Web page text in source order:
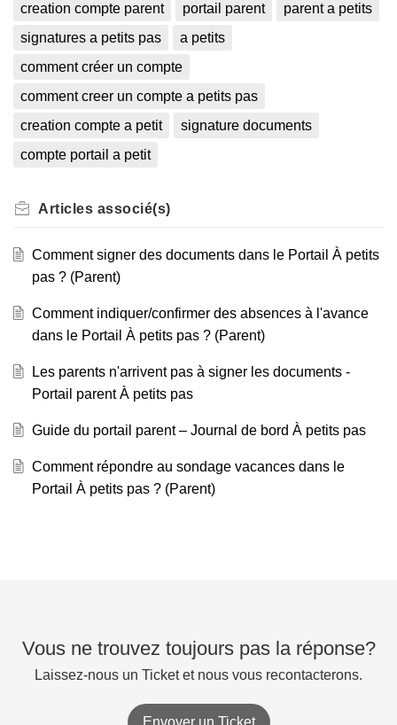
creation compte parent
portail parent
parent a petits
signatures a petits pas
a petits
comment créer un compte
comment creer un compte a petits pas
creation compte a petit
signature documents
compte portail a petit
Articles associé(s)
Comment signer des documents dans le Portail À petits
pas ? (Parent)
Comment indiquer/confirmer des absences à l'avance
dans le Portail À petits pas ? (Parent)
Les parents n'arrivent pas à signer les documents -
Portail parent À petits pas
Guide du portail parent – Journal de bord À petits pas
Comment répondre au sondage vacances dans le
Portail À petits pas ? (Parent)
Vous ne trouvez toujours pas la réponse?
Laissez-nous un Ticket et nous vous recontacterons.